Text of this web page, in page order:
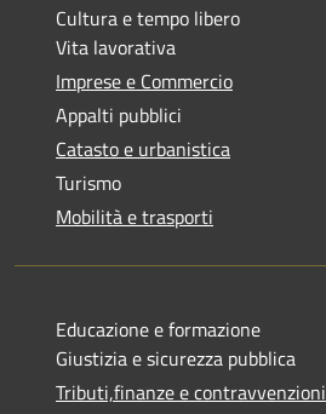
Cultura e tempo libero
Vita lavorativa
Imprese e Commercio
Appalti pubblici
Catasto e urbanistica
Turismo
Mobilità e trasporti
Educazione e formazione
Giustizia e sicurezza pubblica
Tributi,finanze e contravvenzioni